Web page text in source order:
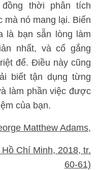
thời phân tích
nó mang lại. Biến
là bạn sẵn lòng làm
nhất, và cố gắng
để. Điều này cũng
biết tận dụng từng
làm phần việc được
của bạn.
Matthew Adams,
Chí Minh, 2018, tr.
60-61)